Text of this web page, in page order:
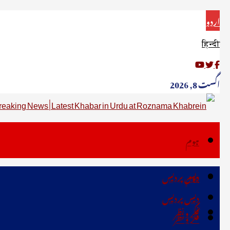
اردو
हिन्दी
اگست 8, 2026
ہوم
دیس پردیس
فکر ونظر
ہوم
دیس پردیس
فکر ونظر